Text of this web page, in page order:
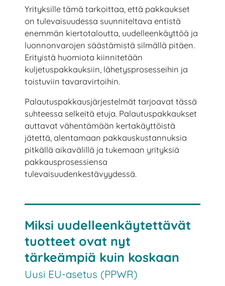
Yrityksille tämä tarkoittaa, että pakkaukset
on tulevaisuudessa suunniteltava entistä
enemmän kiertotaloutta, uudelleenkäyttöä ja
luonnonvarojen säästämistä silmällä pitäen.
Erityistä huomiota kiinnitetään
kuljetuspakkauksiin, lähetysprosesseihin ja
toistuviin tavaravirtoihin.
Palautuspakkausjärjestelmät tarjoavat tässä
suhteessa selkeitä etuja. Palautuspakkaukset
auttavat vähentämään kertakäyttöistä
jätettä, alentamaan pakkauskustannuksia
pitkällä aikavälillä ja tukemaan yrityksiä
pakkausprosessiensa
tulevaisuudenkestävyydessä.
Miksi uudelleenkäytettävät
tuotteet ovat nyt
tärkeämpiä kuin koskaan
Uusi EU-asetus (PPWR)